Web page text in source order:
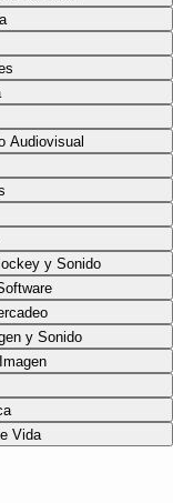
Audiovisual
y Sonido
Software
y Sonido
Vida